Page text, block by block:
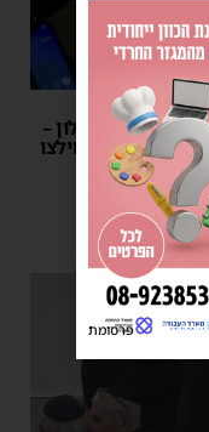
ברכב באשקלון –
חילצו
פרסומת